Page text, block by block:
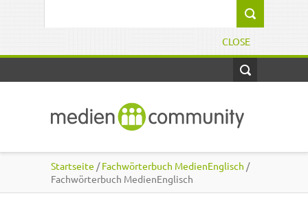
CLOSE
Startseite /Fachwörterbuch MedienEnglisch /
Fachwörterbuch MedienEnglisch